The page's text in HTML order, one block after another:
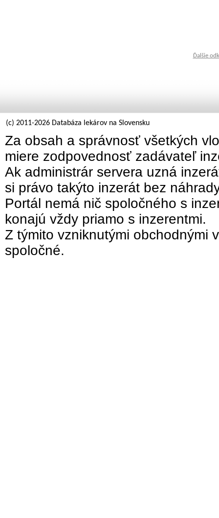
Ďalšie
(c) 2011-2026 Databáza lekárov na Slovensku
Za obsah a správnosť všetkých
miere zodpovednosť zadávateľ
Ak administrár servera uzná
si právo takýto inzerát bez
Portál nemá nič spoločného s
konajú vždy priamo s inzerentmi.
Z týmito vzniknutými obchodnými
spoločné.